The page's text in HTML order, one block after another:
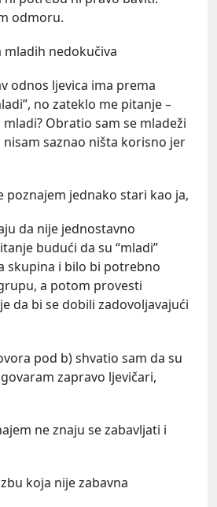
odmoru.
mladih nedokučiva
odnos ljevica ima prema
no zateklo me pitanje –
Obratio sam se mladeži
saznao ništa korisno jer
poznajem jednako stari kao ja,
da nije jednostavno
budući da su “mladi”
skupina i bilo bi potrebno
a potom provesti
da bi se dobili zadovoljavajući
pod b) shvatio sam da su
zapravo ljevičari,
ne znaju se zabavljati i
koja nije zabavna